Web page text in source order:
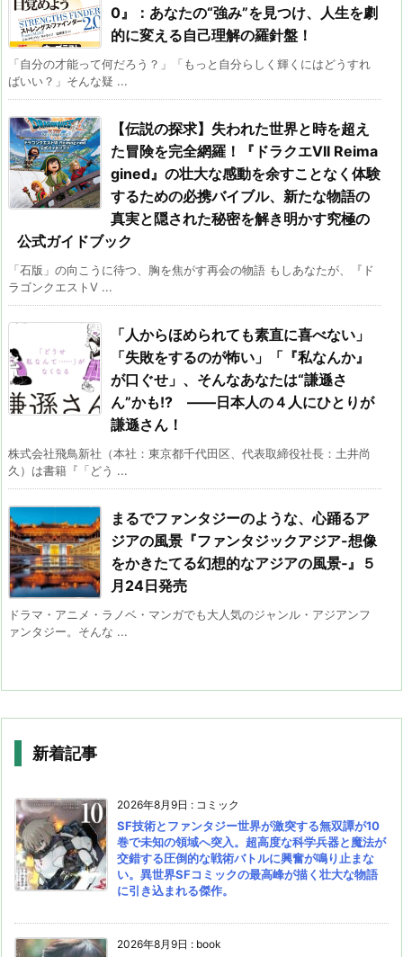
0』：あなたの“強み”を見つけ、人生を劇
的に変える自己理解の羅針盤！
「自分の才能って何だろう？」「もっと自分らしく輝くにはどうすれ
ばいい？」そんな疑 ...
【伝説の探求】失われた世界と時を超え
た冒険を完全網羅！『ドラクエVII Reima
gined』の壮大な感動を余すことなく体験
するための必携バイブル、新たな物語の
真実と隠された秘密を解き明かす究極の
公式ガイドブック
「石版」の向こうに待つ、胸を焦がす再会の物語 もしあなたが、『ド
ラゴンクエストV ...
「人からほめられても素直に喜べない」
「失敗をするのが怖い」「『私なんか』
が口ぐせ」、そんなあなたは“謙遜さ
ん”かも!? ――日本人の４人にひとりが
謙遜さん！
株式会社飛鳥新社（本社：東京都千代田区、代表取締役社長：土井尚
久）は書籍『「どう ...
まるでファンタジーのような、心踊るア
ジアの風景『ファンタジックアジア-想像
をかきたてる幻想的なアジアの風景‐』５
月24日発売
ドラマ・アニメ・ラノベ・マンガでも大人気のジャンル・アジアンフ
ァンタジー。そんな ...
新着記事
2026年8月9日 : コミック
SF技術とファンタジー世界が激突する無双譚が10
巻で未知の領域へ突入。超高度な科学兵器と魔法が
交錯する圧倒的な戦術バトルに興奮が鳴り止まな
い。異世界SFコミックの最高峰が描く壮大な物語
に引き込まれる傑作。
2026年8月9日 : book